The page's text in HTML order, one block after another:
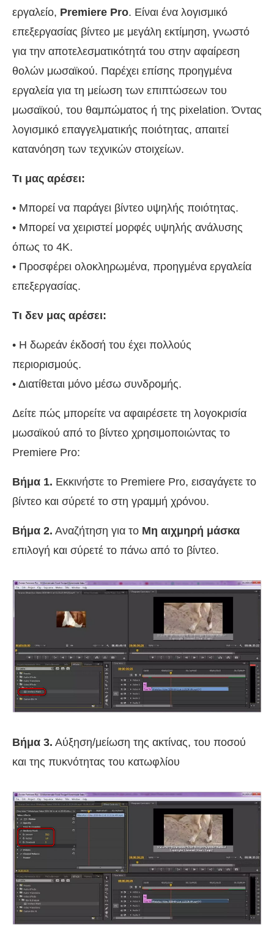
εργαλείο, Premiere Pro. Είναι ένα λογισμικό
επεξεργασίας βίντεο με μεγάλη εκτίμηση, γνωστό
για την αποτελεσματικότητά του στην αφαίρεση
θολών μωσαϊκού. Παρέχει επίσης προηγμένα
εργαλεία για τη μείωση των επιπτώσεων του
μωσαϊκού, του θαμπώματος ή της pixelation. Όντας
λογισμικό επαγγελματικής ποιότητας, απαιτεί
κατανόηση των τεχνικών στοιχείων.
Τι μας αρέσει:
• Μπορεί να παράγει βίντεο υψηλής ποιότητας.
• Μπορεί να χειριστεί μορφές υψηλής ανάλυσης
όπως το 4K.
• Προσφέρει ολοκληρωμένα, προηγμένα εργαλεία
επεξεργασίας.
Τι δεν μας αρέσει:
• Η δωρεάν έκδοσή του έχει πολλούς
περιορισμούς.
• Διατίθεται μόνο μέσω συνδρομής.
Δείτε πώς μπορείτε να αφαιρέσετε τη λογοκρισία
μωσαϊκού από το βίντεο χρησιμοποιώντας το
Premiere Pro:
Βήμα 1. Εκκινήστε το Premiere Pro, εισαγάγετε το
βίντεο και σύρετέ το στη γραμμή χρόνου.
Βήμα 2. Αναζήτηση για το Μη αιχμηρή μάσκα
επιλογή και σύρετέ το πάνω από το βίντεο.
Βήμα 3. Αύξηση/μείωση της ακτίνας, του ποσού
και της πυκνότητας του κατωφλίου